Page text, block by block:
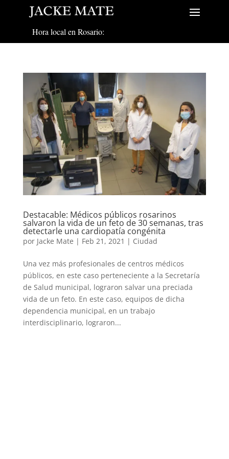
Hora local en Rosario:
Destacable: Médicos públicos rosarinos
salvaron la vida de un feto de 30 semanas, tras
detectarle una cardiopatía congénita
por Jacke Mate | Feb 21, 2021 | Ciudad
Una vez más profesionales de centros médicos
públicos, en este caso perteneciente a la Secretaría
de Salud municipal, lograron salvar una preciada
vida de un feto. En este caso, equipos de dicha
dependencia municipal, en un trabajo
interdisciplinario, lograron...